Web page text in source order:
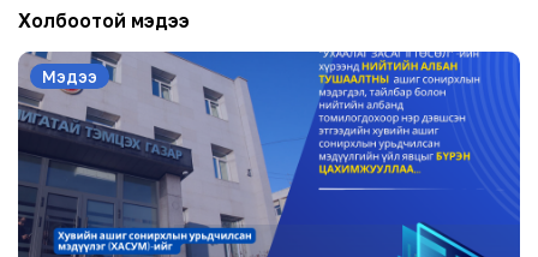
Холбоотой мэдээ
Мэдээ